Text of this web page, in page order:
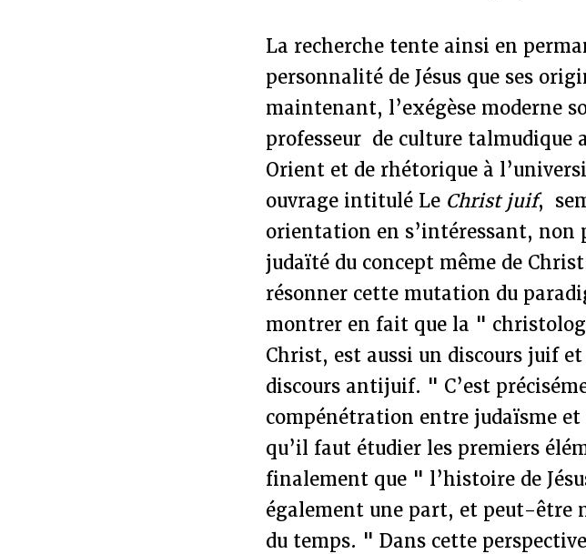
La recherche tente ainsi en
personnalité de Jésus que ses
maintenant, l’exégèse moderne
professeur de culture talmudique
Orient et de rhétorique à
ouvrage intitulé Le Christ juif,
orientation en s’intéressant, non
judaïté du concept même de
résonner cette mutation du
montrer en fait que la "
Christ, est aussi un discours juif
discours antijuif. " C’est
compénétration entre judaïsme
qu’il faut étudier les premiers
finalement que " l’histoire de
également une part, et peut-être
du temps. " Dans cette